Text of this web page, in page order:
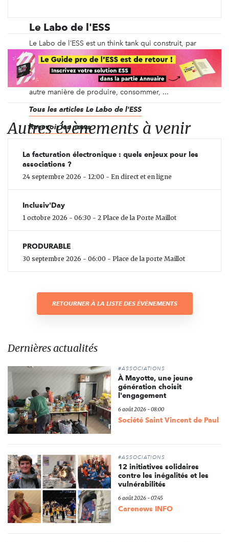
Le Labo de l'ESS
Le Labo de l’ESS est un think tank qui construit, par
un travail collaboratif, des axes structurants de
l’Économie Sociale et Solidaire (ESS) à partir
d’initiatives concrètes, innovantes et inspirantes
issues des territoires. Ces dernières proposent une
autre manière de produire, consommer, ...
Tous les articles Le Labo de l'ESS
Recevoir les news
Autres évènements à venir
La facturation électronique : quels enjeux pour les
associations ?
24 septembre 2026 - 12:00 - En direct et en ligne
Inclusiv'Day
1 octobre 2026 - 06:30 - 2 Place de la Porte Maillot
PRODURABLE
30 septembre 2026 - 06:00 - Place de la porte Maillot
RETOURNER À LA LISTE DES ÉVÈNEMENTS
Dernières actualités
#ASSOCIATIONS
À Mayotte, une jeune
génération choisit
l'engagement
6 août 2026 - 08:00
Société Saint Vincent de Paul
#ASSOCIATIONS
12 initiatives solidaires
contre les inégalités et les
vulnérabilités
6 août 2026 - 07:45
Carenews INFO